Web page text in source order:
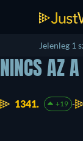
Jelenleg 1
NINCS AZ
1341. +19